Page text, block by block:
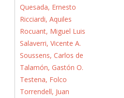
Quesada, Ernesto
Ricciardi, Aquiles
Rocuant, Miguel Luis
Salaverri, Vicente A.
Soussens, Carlos de
Talamón, Gastón O.
Testena, Folco
Torrendell, Juan